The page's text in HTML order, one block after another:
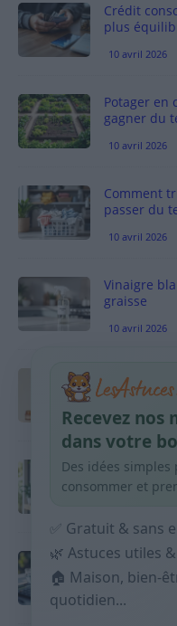
Crédit
plus
10 avril 2026
Potager en
gagner du
10 avril 2026
Comment
passer du
10 avril 2026
Vinaigre
graisse
10 avril 2026
Taches
habitudes
9 avril 2026
Produits
courses
Budget
répartir son
9 avril 2026
Recevez nos
dans votre
Des idées
consommer et
✅ Gratuit & sans
🌿 Astuces utiles
🏠 Maison, bien-
quotidien...